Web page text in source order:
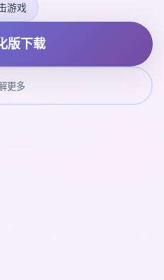
游戏
版下载
更多